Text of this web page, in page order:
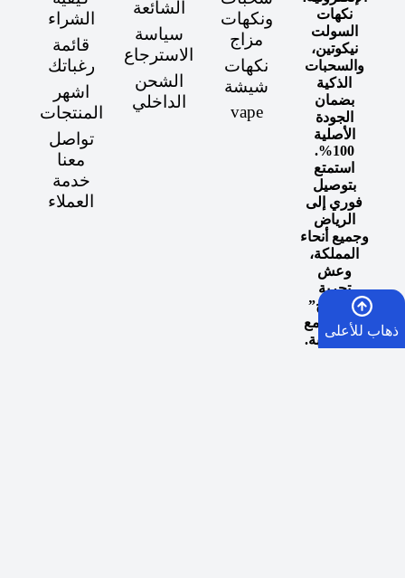
نكهات
السولت
نيكوتين،
والسحبات
الذكية
بضمان
الجودة
الأصلية
100%.
استمتع
بتوصيل
فوري إلى
الرياض
وجميع أنحاء
المملكة،
وعش
تجربة
“المزاج”
المثالي مع
كل سحبة.
ونكهات
مزاج
نكهات
شيشة
vape
الشائعة
سياسة
الاسترجاع
الشحن
الداخلي
الشراء
قائمة
رغباتك
اشهر
المنتجات
تواصل
معنا
خدمة
العملاء
ذهاب للأعلى